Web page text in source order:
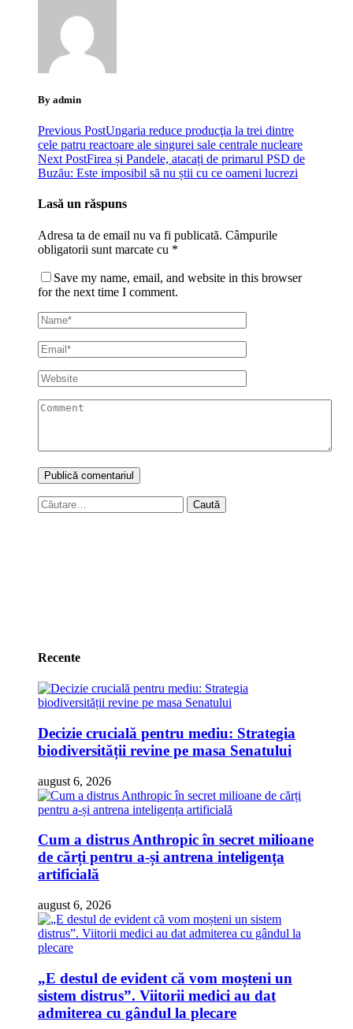
By admin
Previous PostUngaria reduce producţia la trei dintre
cele patru reactoare ale singurei sale centrale nucleare
Next PostFirea și Pandele, atacați de primarul PSD de
Buzău: Este imposibil să nu știi cu ce oameni lucrezi
Lasă un răspuns
Adresa ta de email nu va fi publicată. Câmpurile
obligatorii sunt marcate cu *
Save my name, email, and website in this browser
for the next time I comment.
Caută
după:
Recente
Decizie crucială pentru mediu: Strategia
biodiversității revine pe masa Senatului
august 6, 2026
Cum a distrus Anthropic în secret milioane
de cărți pentru a-și antrena inteligența
artificială
august 6, 2026
„E destul de evident că vom moșteni un
sistem distrus”. Viitorii medici au dat
admiterea cu gândul la plecare